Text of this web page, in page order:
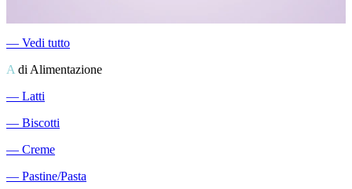
― Vedi tutto
A di Alimentazione
― Latti
― Biscotti
― Creme
― Pastine/Pasta